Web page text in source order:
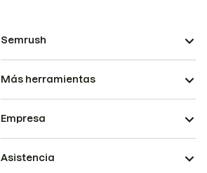
Semrush
Más herramientas
Empresa
Asistencia